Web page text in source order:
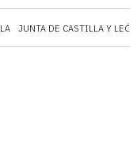
JUNTA DE CASTILLA Y LEÓN